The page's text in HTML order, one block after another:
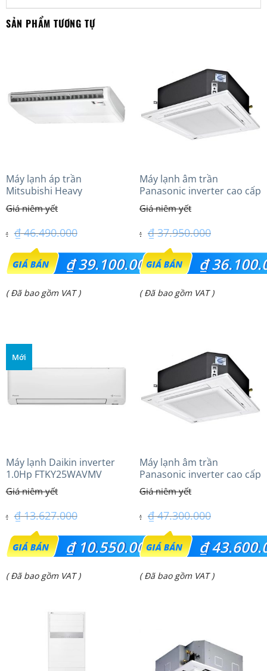
SẢN PHẨM TƯƠNG TỰ
Máy lạnh áp trần
Mitsubishi Heavy
FDE100VG (4.0Hp) Cao cấp
– 1 Pha
₫46.490.000
Giá
gốc
là:
₫39.100.000
Giá
₫ 39.100.000.
( Đã bao gồm VAT )
Máy lạnh âm trần
Panasonic inverter cao cấp
(4.0Hp) S-3448PU3HA/U-
34PRH1H5
₫37.950.000
Giá
gốc
là:
₫
Giá
₫ 36.100.000.
( Đã bao gồm VAT )
Mới
Máy lạnh Daikin inverter
1.0Hp FTKY25WAVMV
₫13.627.000
Giá
gốc
là:
₫10.550.000
Giá
( Đã bao gồm VAT )
Máy lạnh âm trần
Panasonic inverter cao cấp
(6.0Hp) S-3448PU3HA/U-
48PRH1H5
₫47.300.000
Giá
gốc
là:
₫
Giá
₫ 43.600.000.
( Đã bao gồm VAT )